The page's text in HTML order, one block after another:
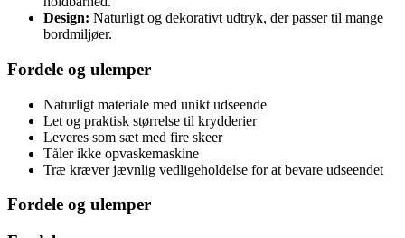
Design: Naturligt og dekorativt udtryk, der passer til mange
bordmiljøer.
Fordele og ulemper
Naturligt materiale med unikt udseende
Let og praktisk størrelse til krydderier
Leveres som sæt med fire skeer
Tåler ikke opvaskemaskine
Træ kræver jævnlig vedligeholdelse for at bevare udseendet
Fordele og ulemper